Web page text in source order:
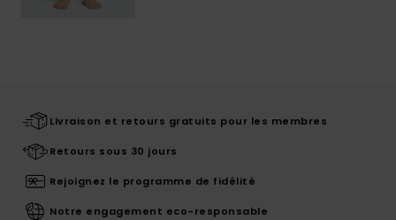
Livraison et retours gratuits pour les membres
Retours sous 30 jours
Rejoignez le programme de fidélité
Notre engagement eco-responsable